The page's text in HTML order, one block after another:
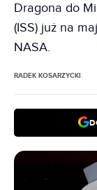
Dragona do
(ISS) już na
NASA.
RADEK KOSARZYCKI